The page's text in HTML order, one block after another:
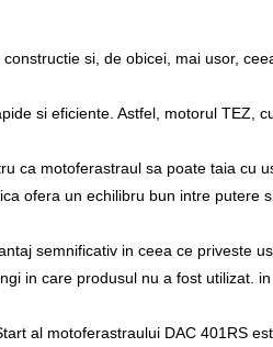
si, de obicei, mai usor,
si eficiente. Astfel, motorul TEZ,
ca motoferastraul sa poate taia cu
ofera un echilibru bun intre
semnificativ in ceea ce priveste
in care produsul nu a fost utilizat.
al motoferastraului DAC 401RS